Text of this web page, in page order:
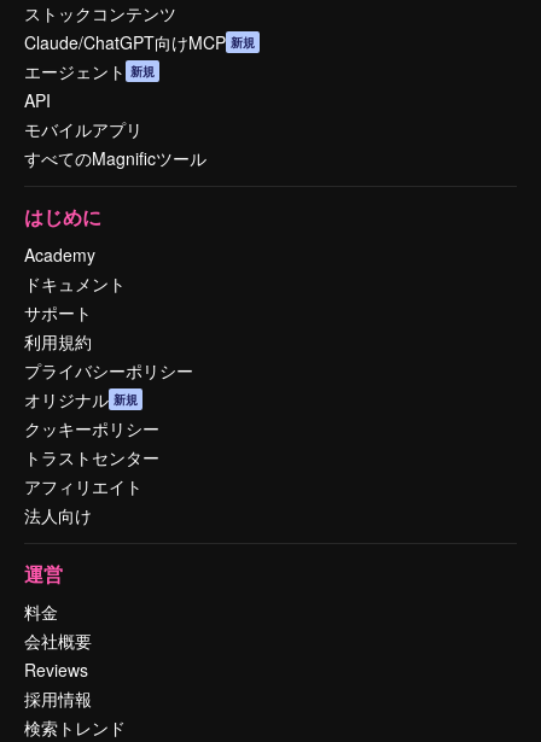
ストックコンテンツ
Claude/ChatGPT向けMCP 新規
エージェント 新規
API
モバイルアプリ
すべてのMagnificツール
はじめに
Academy
ドキュメント
サポート
利用規約
プライバシーポリシー
オリジナル 新規
クッキーポリシー
トラストセンター
アフィリエイト
法人向け
運営
料金
会社概要
Reviews
採用情報
検索トレンド